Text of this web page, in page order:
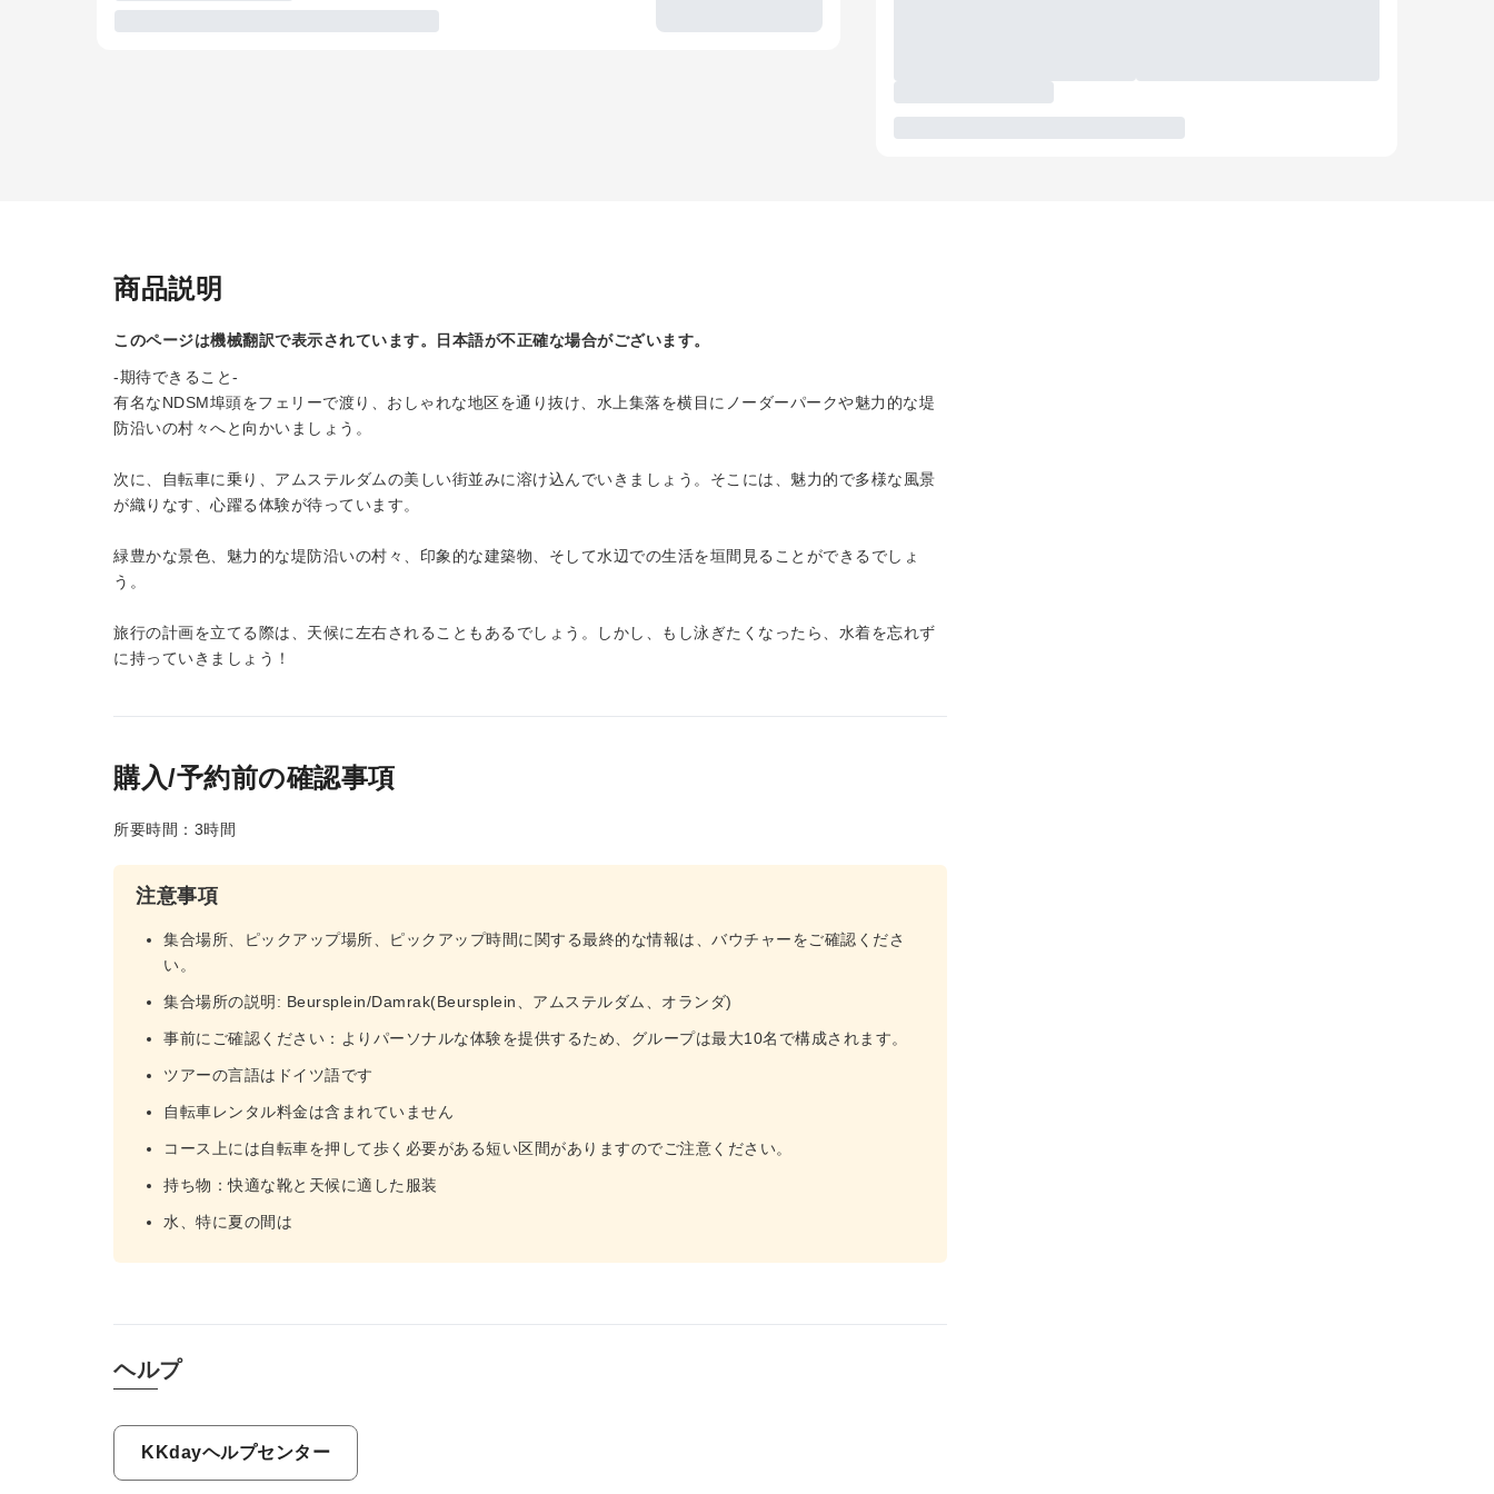
商品説明
このページは機械翻訳で表示されています。日本語が不正確な場合がございます。
-期待できること-
有名なNDSM埠頭をフェリーで渡り、おしゃれな地区を通り抜け、水上集落を横目にノーダーパークや魅力的な堤
防沿いの村々へと向かいましょう。
次に、自転車に乗り、アムステルダムの美しい街並みに溶け込んでいきましょう。そこには、魅力的で多様な風景
が織りなす、心躍る体験が待っています。
緑豊かな景色、魅力的な堤防沿いの村々、印象的な建築物、そして水辺での生活を垣間見ることができるでしょ
う。
旅行の計画を立てる際は、天候に左右されることもあるでしょう。しかし、もし泳ぎたくなったら、水着を忘れず
に持っていきましょう！
購入/予約前の確認事項
所要時間：3時間
注意事項
集合場所、ピックアップ場所、ピックアップ時間に関する最終的な情報は、バウチャーをご確認くださ
い。
集合場所の説明: Beursplein/Damrak(Beursplein、アムステルダム、オランダ)
事前にご確認ください：よりパーソナルな体験を提供するため、グループは最大10名で構成されます。
ツアーの言語はドイツ語です
自転車レンタル料金は含まれていません
コース上には自転車を押して歩く必要がある短い区間がありますのでご注意ください。
持ち物：快適な靴と天候に適した服装
水、特に夏の間は
ヘルプ
KKdayヘルプセンター